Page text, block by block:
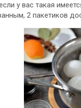
у вас такая
2 пакетиков